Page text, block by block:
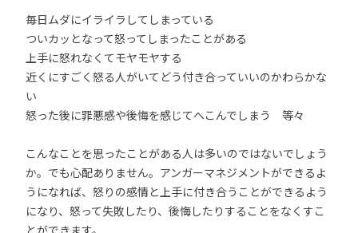
毎日ムダにイライラしてしまっている
ついカッとなって怒ってしまったことがある
上手に怒れなくてモヤモヤする
近くにすごく怒る人がいてどう付き合っていいのかわらかな
い
怒った後に罪悪感や後悔を感じてへこんでしまう 等々
こんなことを思ったことがある人は多いのではないでしょう
か。でも心配ありません。アンガーマネジメントができるよ
うになれば、怒りの感情と上手に付き合うことができるよう
になり、怒って失敗したり、後悔したりすることをなくすこ
とができます。